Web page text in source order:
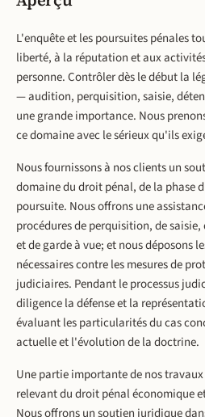
L'enquête et les poursuites pénales
liberté, à la réputation et aux
personne. Contrôler dès le début la
— audition, perquisition, saisie,
une grande importance. Nous
ce domaine avec le sérieux qu'ils
Nous fournissons à nos clients un
domaine du droit pénal, de la phase
poursuite. Nous offrons une
procédures de perquisition, de
et de garde à vue; et nous déposons
nécessaires contre les mesures de
judiciaires. Pendant le processus
diligence la défense et la
évaluant les particularités du cas
actuelle et l'évolution de la doctrine.
Une partie importante de nos
relevant du droit pénal économique
Nous offrons un soutien juridique